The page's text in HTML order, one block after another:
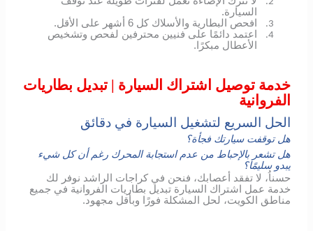
السيارة.
3. افحص البطارية والأسلاك كل 6 أشهر على الأقل.
4.
اعتمد دائمًا على فنيين محترفين لفحص وتشخيص
الأعطال مبكرًا.
خدمة توصيل اشتراك السيارة | تبديل بطاريات
الفروانية
الحل السريع لتشغيل السيارة في دقائق
هل توقفت سيارتك فجأة؟
هل تشعر بالإحباط من عدم استجابة المحرك رغم أن كل شيء
يبدو سليمًا؟
حسناُ، لا تفقد أعصابك، فنحن في كراجات الراشد نوفر لك
خدمة عمل اشتراك السيارة تبديل بطاريات الفروانية في جميع
مناطق الكويت، لحل المشكلة فورًا وبأقل مجهود.